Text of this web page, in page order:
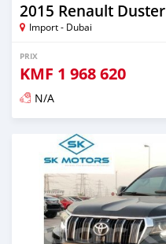
2015 Renault Duster
Import - Dubai
PRIX
KMF 1 968 620
N/A
Publié il y a presque 6 ans